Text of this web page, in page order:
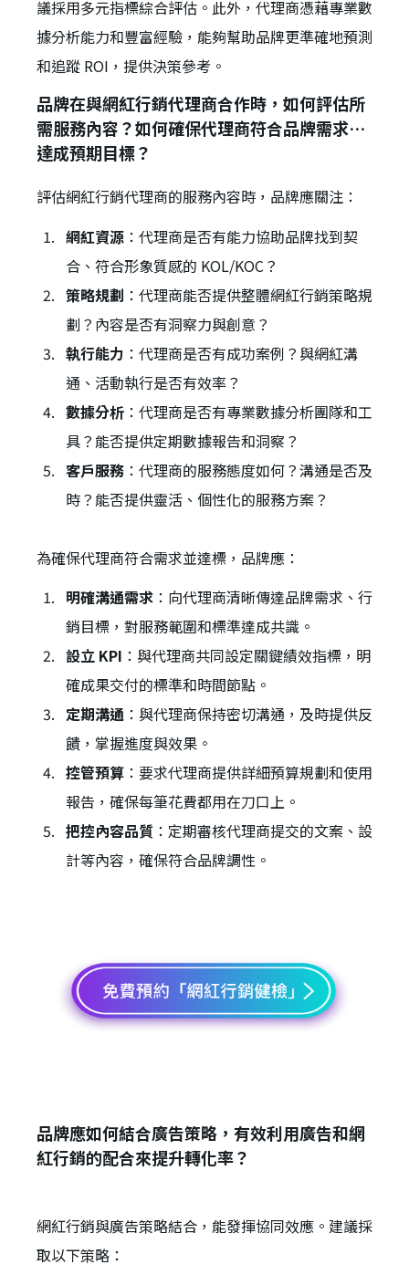
議採用多元指標綜合評估。此外，代理商憑藉專業數
據分析能力和豐富經驗，能夠幫助品牌更準確地預測
和追蹤 ROI，提供決策參考。
品牌在與網紅行銷代理商合作時，如何評估所
需服務內容？如何確保代理商符合品牌需求並
達成預期目標？
評估網紅行銷代理商的服務內容時，品牌應關注：
網紅資源 ：代理商是否有能力協助品牌找到契
合、符合形象質感的 KOL/KOC？
策略規劃 ：代理商能否提供整體網紅行銷策略規
劃？內容是否有洞察力與創意？
執行能力 ：代理商是否有成功案例？與網紅溝
通、活動執行是否有效率？
數據分析 ：代理商是否有專業數據分析團隊和工
具？能否提供定期數據報告和洞察？
客戶服務 ：代理商的服務態度如何？溝通是否及
時？能否提供靈活、個性化的服務方案？
為確保代理商符合需求並達標，品牌應：
明確溝通需求 ：向代理商清晰傳達品牌需求、行
銷目標，對服務範圍和標準達成共識。
設立 KPI ：與代理商共同設定關鍵績效指標，明
確成果交付的標準和時間節點。
定期溝通 ：與代理商保持密切溝通，及時提供反
饋，掌握進度與效果。
控管預算 ：要求代理商提供詳細預算規劃和使用
報告，確保每筆花費都用在刀口上。
把控內容品質 ：定期審核代理商提交的文案、設
計等內容，確保符合品牌調性。
品牌應如何結合廣告策略，有效利用廣告和網
紅行銷的配合來提升轉化率？
網紅行銷與廣告策略結合，能發揮協同效應。建議採
取以下策略：